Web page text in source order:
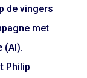
de vingers
met
(AI).
Philip